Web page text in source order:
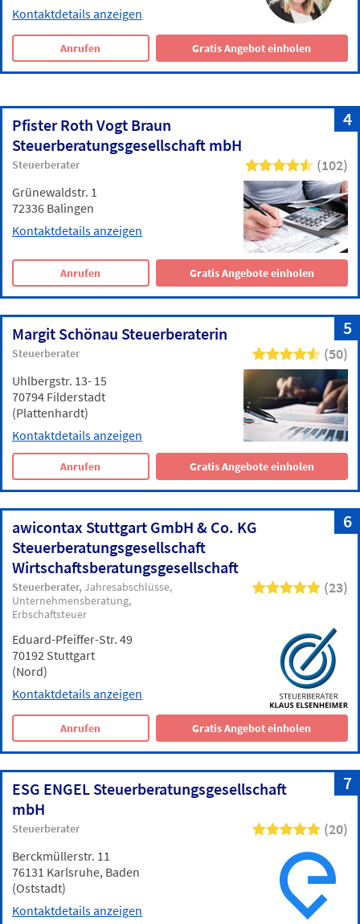
Kontaktdetails anzeigen
Anrufen Gratis Angebot einholen
4
Pfister Roth Vogt Braun
Steuerberatungsgesellschaft mbH
Steuerberater (102)
Grünewaldstr. 1
72336 Balingen
Kontaktdetails anzeigen
Anrufen Gratis Angebote einholen
5
Margit Schönau Steuerberaterin
Steuerberater (50)
Uhlbergstr. 13- 15
70794 Filderstadt
(Plattenhardt)
Kontaktdetails anzeigen
Anrufen Gratis Angebote einholen
6
awicontax Stuttgart GmbH & Co. KG
Steuerberatungsgesellschaft
Wirtschaftsberatungsgesellschaft
Steuerberater Jahresabschlüsse
Unternehmensberatung
Erbschaftsteuer
(23)
Eduard-Pfeiffer-Str. 49
70192 Stuttgart
(Nord)
Kontaktdetails anzeigen
Anrufen Gratis Angebot einholen
7
ESG ENGEL Steuerberatungsgesellschaft
mbH
Steuerberater (20)
Berckmüllerstr. 11
76131 Karlsruhe, Baden
(Oststadt)
Kontaktdetails anzeigen